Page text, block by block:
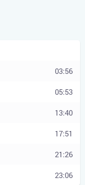
03:56
05:53
13:40
17:51
21:26
23:06